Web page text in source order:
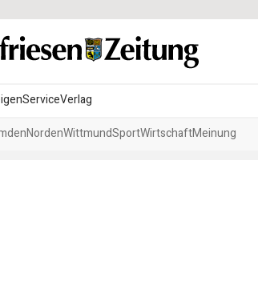
ServiceVerlag
NordenWittmundSportWirtschaftMeinung